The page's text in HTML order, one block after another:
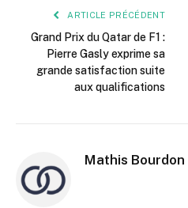
ARTICLE PRÉCÉDENT
Grand Prix du Qatar de F1 :
Pierre Gasly exprime sa
grande satisfaction suite
aux qualifications
Mathis Bourdon